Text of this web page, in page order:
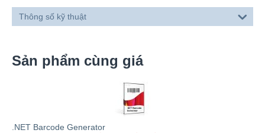
Thông số kỹ thuật
Sản phẩm cùng giá
.NET Barcode Generator